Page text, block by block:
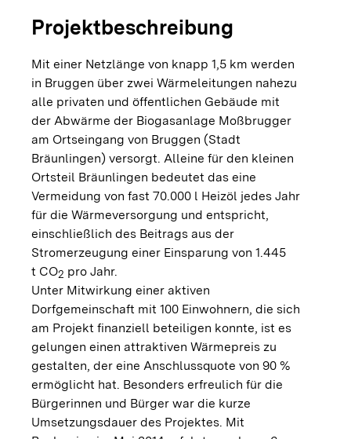
Projektbeschreibung
Mit einer Netzlänge von knapp 1,5 km werden
in Bruggen über zwei Wärmeleitungen nahezu
alle privaten und öffentlichen Gebäude mit
der Abwärme der Biogasanlage Moßbrugger
am Ortseingang von Bruggen (Stadt
Bräunlingen) versorgt. Alleine für den kleinen
Ortsteil Bräunlingen bedeutet das eine
Vermeidung von fast 70.000 l Heizöl jedes Jahr
für die Wärmeversorgung und entspricht,
einschließlich des Beitrags aus der
Stromerzeugung einer Einsparung von 1.445
t CO2 pro Jahr.
Unter Mitwirkung einer aktiven
Dorfgemeinschaft mit 100 Einwohnern, die sich
am Projekt finanziell beteiligen konnte, ist es
gelungen einen attraktiven Wärmepreis zu
gestalten, der eine Anschlussquote von 90 %
ermöglicht hat. Besonders erfreulich für die
Bürgerinnen und Bürger war die kurze
Umsetzungsdauer des Projektes. Mit